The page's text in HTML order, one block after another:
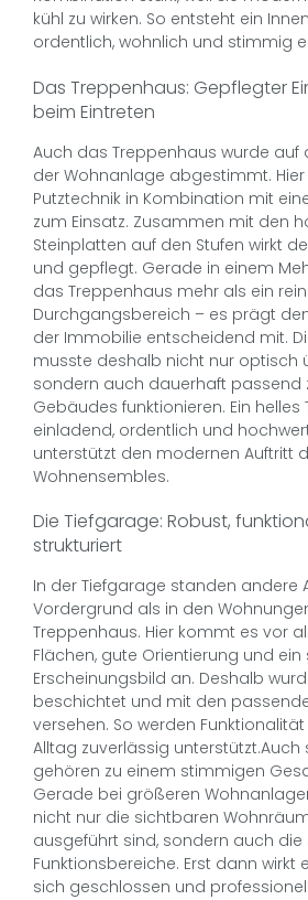
kühl zu wirken. So entsteht ein
ordentlich, wohnlich und stimmig
Das Treppenhaus: Gepflegter
beim Eintreten
Auch das Treppenhaus wurde
der Wohnanlage abgestimmt.
Putztechnik in Kombination mit
zum Einsatz. Zusammen mit den
Steinplatten auf den Stufen wirkt
und gepflegt. Gerade in einem
das Treppenhaus mehr als ein
Durchgangsbereich – es prägt
der Immobilie entscheidend mit.
musste deshalb nicht nur optisch
sondern auch dauerhaft passend
Gebäudes funktionieren. Ein helles
einladend, ordentlich und
unterstützt den modernen Auftritt
Wohnensembles.
Die Tiefgarage: Robust,
strukturiert
In der Tiefgarage standen andere
Vordergrund als in den
Treppenhaus. Hier kommt es vor
Flächen, gute Orientierung und
Erscheinungsbild an. Deshalb
beschichtet und mit den
versehen. So werden
Alltag zuverlässig unterstützt.Auch
gehören zu einem stimmigen
Gerade bei größeren
nicht nur die sichtbaren
ausgeführt sind, sondern auch
Funktionsbereiche. Erst dann wirkt
sich geschlossen und